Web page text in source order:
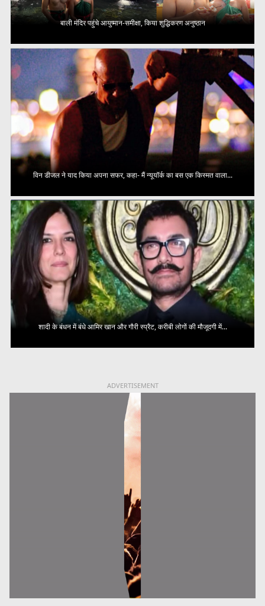
बाली मंदिर पहुंचे आयुष्मान-समीक्षा, किया शुद्धिकरण अनुष्ठान
विन डीजल ने याद किया अपना सफर, कहा- मैं न्यूयॉर्क का बस एक किस्मत वाला...
शादी के बंधन में बंधे आमिर खान और गौरी स्प्रैट, करीबी लोगों की मौजूदगी में...
ADVERTISEMENT